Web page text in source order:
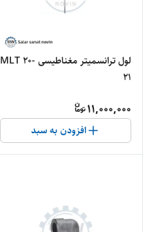
لول ترانسمیتر مغناطیسی MLT 20-
21
11,000,000
افزودن به سبد